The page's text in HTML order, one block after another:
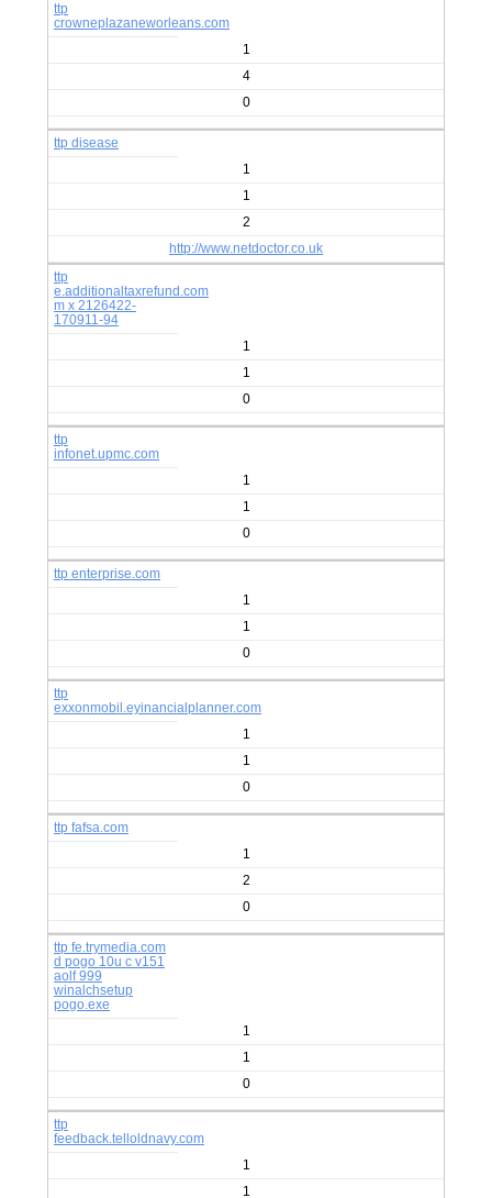
ttp
crowneplazaneworleans.com
1
4
0
ttp disease
1
1
2
http://www.netdoctor.co.uk
ttp
e.additionaltaxrefund.com
m x 2126422-
170911-94
1
1
0
ttp
infonet.upmc.com
1
1
0
ttp enterprise.com
1
1
0
ttp
exxonmobil.eyinancialplanner.com
1
1
0
ttp fafsa.com
1
2
0
ttp fe.trymedia.com
d pogo 10u c v151
aolf 999
winalchsetup
pogo.exe
1
1
0
ttp
feedback.telloldnavy.com
1
1